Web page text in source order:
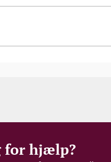
for hjælp?